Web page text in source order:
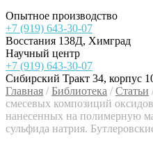
Опытное производство
+7 (919) 643-30-07
Восстания 138Д, Химград
Научный центр
+7 (919) 643-30-07
Сибирский Тракт 34, корпус
Главная / Библиотека / Статьи
смесевых композиций
нанесенных на полимерную
сульфида натрия.